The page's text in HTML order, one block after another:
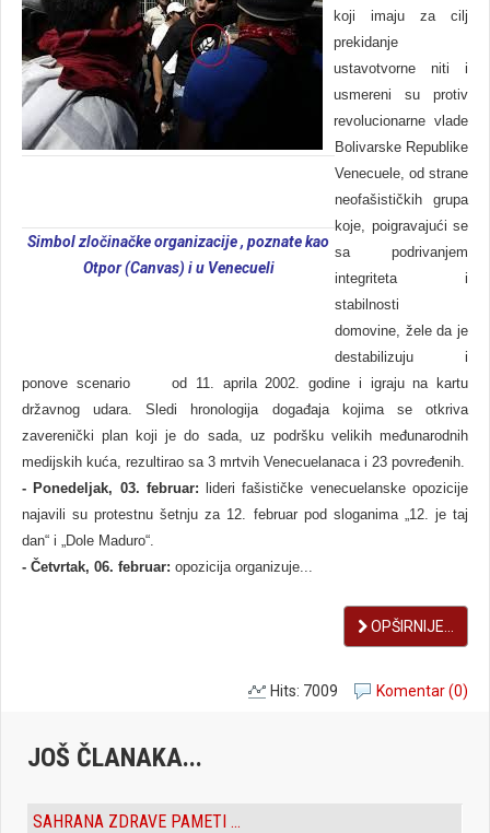
Simbol zločinačke organizacije , poznate kao
Otpor(Canvas) i u Venecueli
koji imaju za cilj
prekidanje
ustavotvorne niti i
usmereni su protiv
revolucionarne vlade
Bolivarske Republike
Venecuele, od strane
neofašističkih grupa
koje, poigravajući se
sa podrivanjem
integriteta i
stabilnosti
domovine, žele da je
destabilizuju i
ponove scenario od 11. aprila 2002. godine i igraju na kartu
državnog udara. Sledi hronologija događaja kojima se otkriva
zaverenički plan koji je do sada, uz podršku velikih međunarodnih
medijskih kuća, rezultirao sa 3 mrtvih Venecuelanaca i 23 povređenih.
- Ponedeljak, 03. februar: lideri fašističke venecuelanske opozicije
najavili su protestnu šetnju za 12. februar pod sloganima „12. je taj
dan“ i „Dole Maduro“.
- Četvrtak, 06. februar: opozicija organizuje...
OPŠIRNIJE...
Komentar (0)
Hits: 7009
JOŠ ČLANAKA...
SAHRANA ZDRAVE PAMETI ...